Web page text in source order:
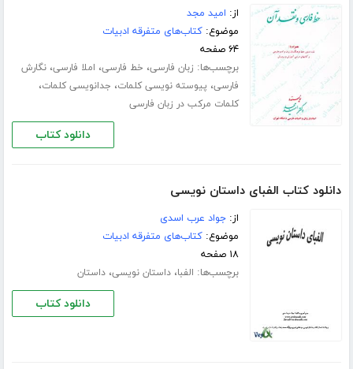
از: امید مجد
موضوع:کتاب‌های متفرقه ادبیات
۶۴ صفحه
برچسب‌ها: زبان فارسی، خط فارسی، املا فارسی،نگارش
فارسی، پیوسته نویسی کلمات، جدانویسی کلمات،
کلمات مرکب در زبان فارسی
دانلود کتاب
دانلود کتاب الفبای داستان نویسی
از:جواد عرب اسدی
موضوع:کتاب‌های متفرقه ادبیات
۱۸ صفحه
برچسب‌ها: الفبا،داستان نویسی،داستان
دانلود کتاب